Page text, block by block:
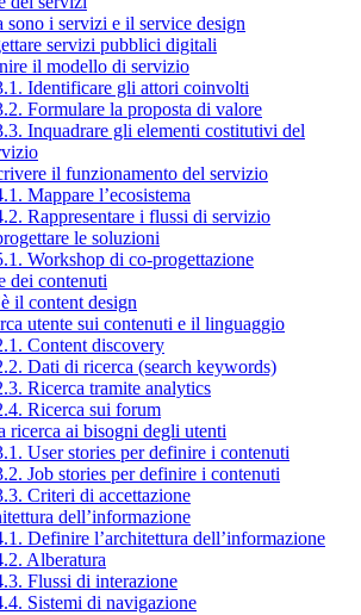
sono i servizi e il service design
servizi pubblici digitali
il modello di servizio
Identificare gli attori coinvolti
Formulare la proposta di valore
Inquadrare gli elementi costitutivi del
il funzionamento del servizio
Mappare l’ecosistema
Rappresentare i flussi di servizio
le soluzioni
Workshop di co-progettazione
dei contenuti
il content design
utente sui contenuti e il linguaggio
Content discovery
Dati di ricerca (search keywords)
Ricerca tramite analytics
Ricerca sui forum
ricerca ai bisogni degli utenti
User stories per definire i contenuti
Job stories per definire i contenuti
Criteri di accettazione
dell’informazione
Definire l’architettura dell’informazione
Alberatura
Flussi di interazione
Sistemi di navigazione